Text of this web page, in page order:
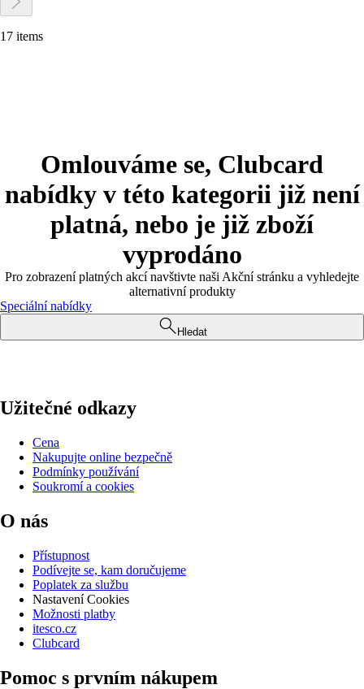
17 items
Omlouváme se, Clubcard
nabídky v této kategorii již není
platná, nebo je již zboží
vyprodáno
Pro zobrazení platných akcí navštivte naši Akční stránku a vyhledejte
alternativní produkty
Speciální nabídky
Hledat
Užitečné odkazy
Cena
Nakupujte online bezpečně
Podmínky používání
Soukromí a cookies
O nás
Přístupnost
Podívejte se, kam doručujeme
Poplatek za službu
Nastavení Cookies
Možnosti platby
itesco.cz
Clubcard
Pomoc s prvním nákupem